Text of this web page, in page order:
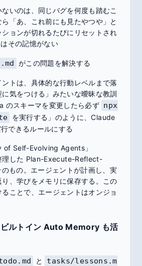
いのは、同じバグを何度も踏むこ
「あ、これ前にも見たやつや」と
ョンが切れるたびにリセットされ
その記憶がない
がこの問題を解決する
トは、具体的な行動レベルまで落
気をつける」みたいな曖昧な教訓
のスキーマを変更したら必ず npx
を実行する」のように、Claude
できるルールにする
Self-Evolving Agents」
理した Plan-Execute-Reflect-
もの。エージェントが計画し、実
、学びをメモリに保存する。この
ことで、エージェントはオンジョ
ルトイン Auto Memory も活
と
tasks/lessons.m